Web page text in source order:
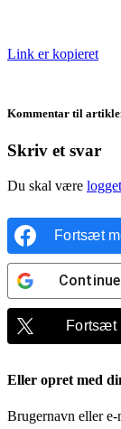
Link er kopieret
Kommentar til
Skriv et svar
Du skal være
Fortsæt
Fortsæt
Eller opret med
Brugernavn eller e-